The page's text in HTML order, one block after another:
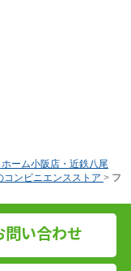
ーム小阪店・近鉄八尾
コンビニエンスストア > フ
問い合わせ